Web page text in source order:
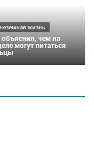
жизнь
чем на
могут питаться